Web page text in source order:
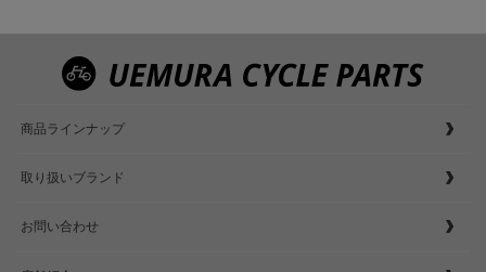
商品ラインナップ
取り扱いブランド
お問い合わせ